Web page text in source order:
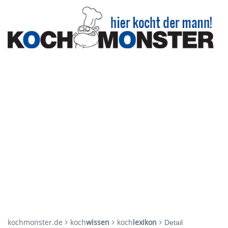
kochmonster.de kochwissen kochlexikon Detail